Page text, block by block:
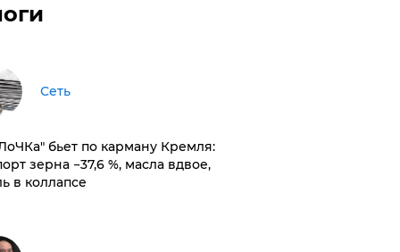
Сеть
бьет по карману Кремля:
зерна −37,6 %, масла вдвое,
в коллапсе